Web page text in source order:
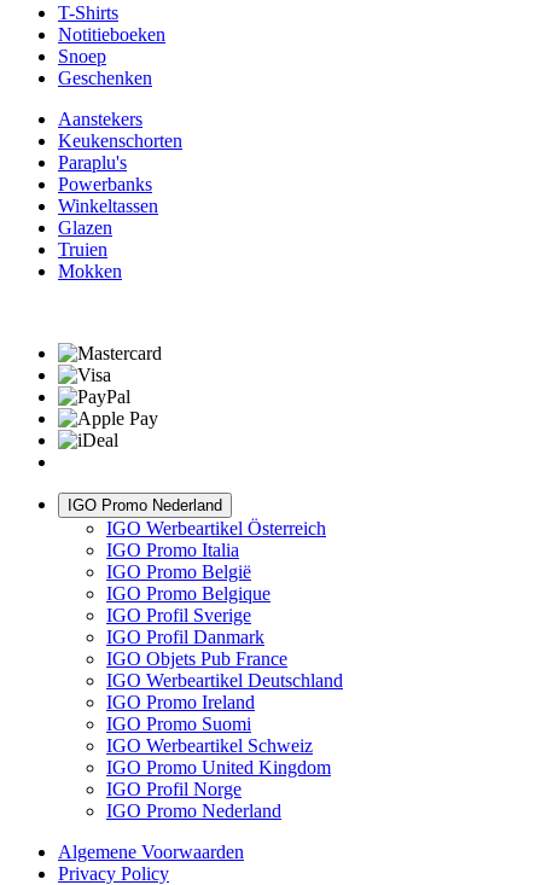
T-Shirts
Notitieboeken
Snoep
Geschenken
Aanstekers
Keukenschorten
Paraplu's
Powerbanks
Winkeltassen
Glazen
Truien
Mokken
IGO Promo Nederland
IGO Werbeartikel Österreich
IGO Promo Italia
IGO Promo België
IGO Promo Belgique
IGO Profil Sverige
IGO Profil Danmark
IGO Objets Pub France
IGO Werbeartikel Deutschland
IGO Promo Ireland
IGO Promo Suomi
IGO Werbeartikel Schweiz
IGO Promo United Kingdom
IGO Profil Norge
IGO Promo Nederland
Algemene Voorwaarden
Privacy Policy